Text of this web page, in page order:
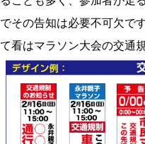
でその告知は必要不可欠で
て看はマラソン大会の交